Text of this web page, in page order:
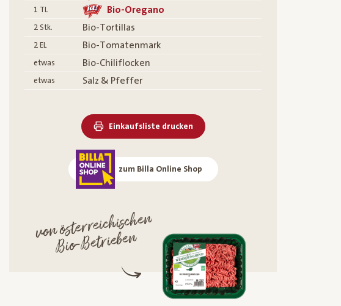
1 TL Bio-Oregano
2 Stk. Bio-Tortillas
2 EL Bio-Tomatenmark
etwas Bio-Chiliflocken
etwas Salz & Pfeffer
Einkaufsliste drucken
zum Billa Online Shop
von österreichischen
Bio-
Betrieben